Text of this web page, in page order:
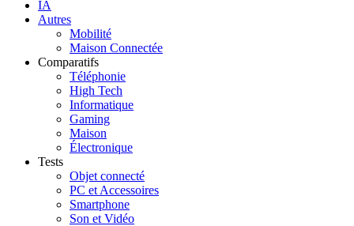
IA
Autres
Mobilité
Maison Connectée
Comparatifs
Téléphonie
High Tech
Informatique
Gaming
Maison
Électronique
Tests
Objet connecté
PC et Accessoires
Smartphone
Son et Vidéo